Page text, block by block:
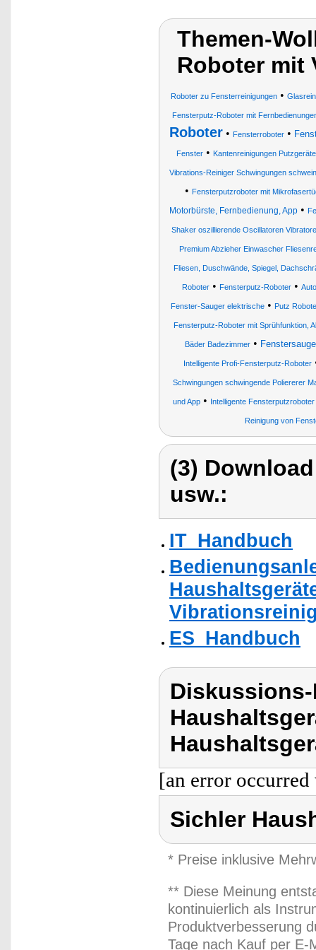
Themen-
Roboter mit
Roboter zu Fensterreinigungen•
Fensterputz-Roboter mit
Roboter• Fensterroboter•
Fenster • Kantenreinigungen
Vibrations-Reiniger Schwingungen
• Fensterputzroboter mit
Motorbürste, Fernbedienung, App •
Shaker oszillierende Oscillatoren
Premium Abzieher Einwascher
Fliesen, Duschwände, Spiegel,
Roboter• Fensterputz-Roboter•
Fenster-Sauger elektrische • Putz
Fensterputz-Roboter mit Sprühfunktion,
Bäder Badezimmer •
Intelligente Profi-Fensterputz-Roboter
Schwingungen schwingende Poliererer
und App • Intelligente Fensterputzroboter
Reinigung von
(3)
usw.:
IT_Handbuch
ES_Handbuch
[an error
Sichler
* Preise inklusive
** Diese Meinung
kontinuierlich als
Produktverbesserung
Tage nach Kauf per E-